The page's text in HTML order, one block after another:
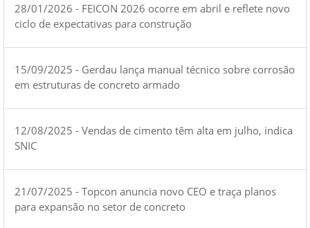
28/01/2026 - FEICON 2026 ocorre em abril e reflete novo
ciclo de expectativas para construção
15/09/2025 - Gerdau lança manual técnico sobre corrosão
em estruturas de concreto armado
12/08/2025 - Vendas de cimento têm alta em julho, indica
SNIC
21/07/2025 - Topcon anuncia novo CEO e traça planos
para expansão no setor de concreto